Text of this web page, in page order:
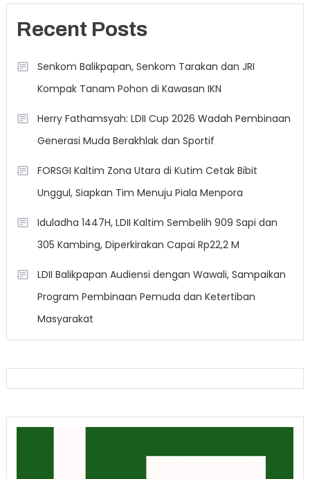
Recent Posts
Senkom Balikpapan, Senkom Tarakan dan JRI
Kompak Tanam Pohon di Kawasan IKN
Herry Fathamsyah: LDII Cup 2026 Wadah Pembinaan
Generasi Muda Berakhlak dan Sportif
FORSGI Kaltim Zona Utara di Kutim Cetak Bibit
Unggul, Siapkan Tim Menuju Piala Menpora
Iduladha 1447H, LDII Kaltim Sembelih 909 Sapi dan
305 Kambing, Diperkirakan Capai Rp22,2 M
LDII Balikpapan Audiensi dengan Wawali, Sampaikan
Program Pembinaan Pemuda dan Ketertiban
Masyarakat